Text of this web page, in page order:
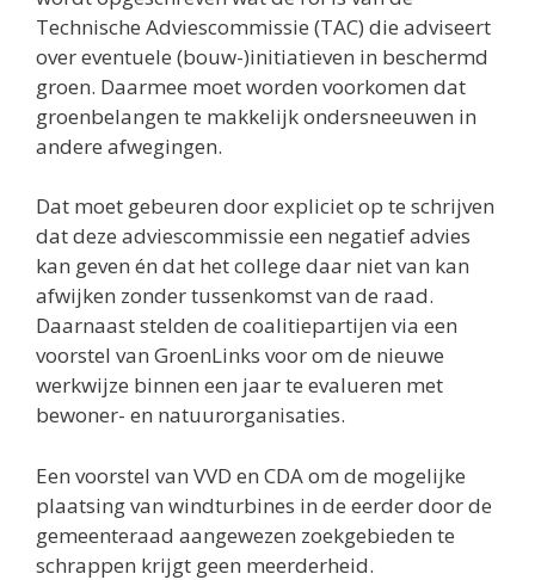
Technische Adviescommissie (TAC) die adviseert
over eventuele (bouw-)initiatieven in beschermd
groen. Daarmee moet worden voorkomen dat
groenbelangen te makkelijk ondersneeuwen in
andere afwegingen.
Dat moet gebeuren door expliciet op te schrijven
dat deze adviescommissie een negatief advies
kan geven én dat het college daar niet van kan
afwijken zonder tussenkomst van de raad.
Daarnaast stelden de coalitiepartijen via een
voorstel van GroenLinks voor om de nieuwe
werkwijze binnen een jaar te evalueren met
bewoner- en natuurorganisaties.
Een voorstel van VVD en CDA om de mogelijke
plaatsing van windturbines in de eerder door de
gemeenteraad aangewezen zoekgebieden te
schrappen krijgt geen meerderheid.